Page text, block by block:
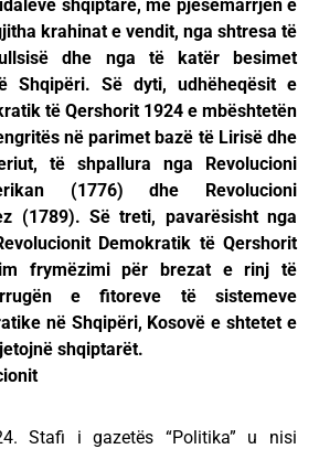
shqiptarë, me pjesëmarrjen e
krahinat e vendit, nga shtresa të
dhe nga të katër besimet
Shqipëri. Së dyti, udhëheqësit e
të Qershorit 1924 e mbështetën
në parimet bazë të Lirisë dhe
të shpallura nga Revolucioni
(1776) dhe Revolucioni
(1789). Së treti, pavarësisht nga
Demokratik të Qershorit
frymëzimi për brezat e rinj të
e fitoreve të sistemeve
në Shqipëri, Kosovë e shtetet e
shqiptarët.
Stafi i gazetës “Politika” u nisi